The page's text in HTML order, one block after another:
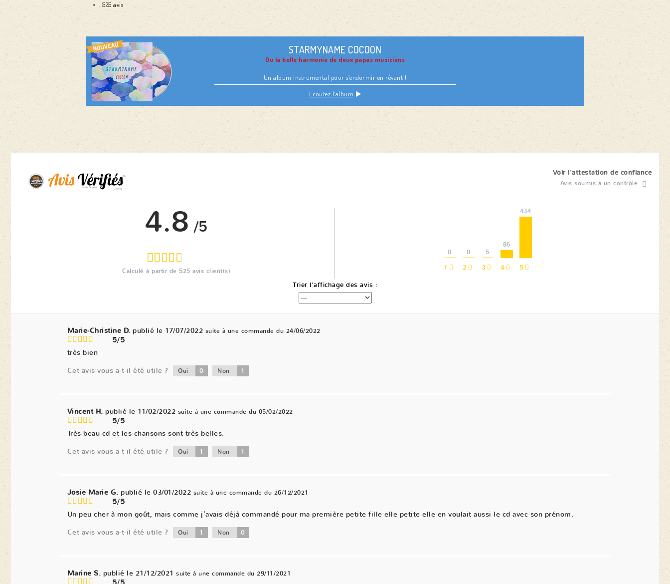
525 avis
STARMYNAME COCOON
Ou la belle harmonie de deux papas musiciens
Un album instrumental pour s’endormir en rêvant !
Ecoutez l’album
Voir l'attestation de confiance
Avis soumis à un contrôle
4.8 /5
Calculé à partir de 525 avis client(s) 1
0
2
0
3
5
4
86
5
434
Trier l'affichage des avis :
Marie-Christine D. publié le 17/07/2022 suite à une commande du 24/06/2022
5/5
très bien
Cet avis vous a-t-il été utile ?
Oui 0 Non 1
Vincent H. publié le 11/02/2022 suite à une commande du 05/02/2022
5/5
Très beau cd et les chansons sont très belles.
Cet avis vous a-t-il été utile ?
Oui 1 Non 1
Josie Marie G. publié le 03/01/2022 suite à une commande du 26/12/2021
5/5
Un peu cher à mon goût, mais comme j'avais déjà commandé pour ma première petite fille elle petite elle en voulait aussi le cd avec son prénom.
Cet avis vous a-t-il été utile ?
Oui 1 Non 0
Marine S. publié le 21/12/2021 suite à une commande du 29/11/2021